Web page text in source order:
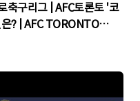
축구리그 | AFC토론토 '코
? | AFC TORONTO
뉴스